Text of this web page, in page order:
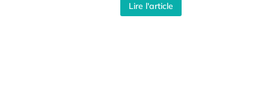
Lire l'article